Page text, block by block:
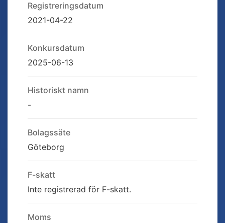
Registreringsdatum
2021-04-22
Konkursdatum
2025-06-13
Historiskt namn
-
Bolagssäte
Göteborg
F-skatt
Inte registrerad för F-skatt.
Moms